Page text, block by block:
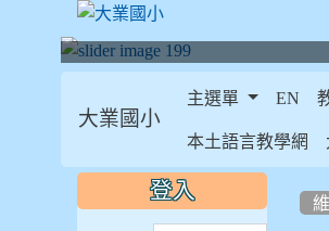
大業國小
主選單 EN
本土語言教學網
::: 登入